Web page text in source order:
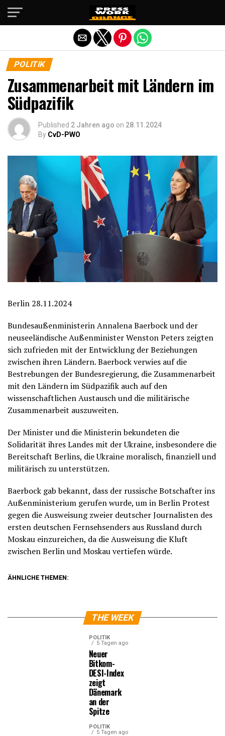
POLITIK
Zusammenarbeit mit Ländern im
Südpazifik
Published 2 Jahren ago on 28.11.2024
By CvD-PWO
Berlin 28.11.2024
Bundesaußenministerin Annalena Baerbock und der
neuseeländische Außenminister Wenston Peters zeigten
sich zufrieden mit der Entwicklung der Beziehungen
zwischen ihren Ländern. Baerbock verwies auf die
Bestrebungen der Bundesregierung, die Zusammenarbeit
mit den Ländern im Südpazifik auch auf den
wissenschaftlichen Austausch und die militärische
Zusammenarbeit auszuweiten.
Der Minister und die Ministerin bekundeten die
Solidarität ihres Landes mit der Ukraine, insbesondere die
Bereitschaft Berlins, die Ukraine moralisch, finanziell und
militärisch zu unterstützen.
Baerbock gab bekannt, dass der russische Botschafter ins
Außenministerium gerufen wurde, um in Berlin Protest
gegen die Ausweisung zweier deutscher Journalisten des
ersten deutschen Fernsehsenders aus Russland durch
Moskau einzureichen, da die Ausweisung die Kluft
zwischen Berlin und Moskau vertiefen würde.
ÄHNLICHE THEMEN:
THE WEEK
POLITIK
5 Tagen ago
Neuer
Bitkom-
DESI-Index
zeigt
Dänemark
an der
Spitze
POLITIK
5 Tagen ago
Die mobile Version verlassen